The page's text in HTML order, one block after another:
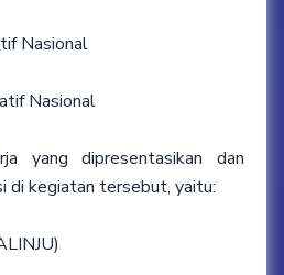
Nasional
Nasional
yang dipresentasikan dan
di kegiatan tersebut, yaitu: